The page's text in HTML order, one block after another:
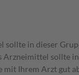
in dieser
sollte
Ihrem Arzt gut